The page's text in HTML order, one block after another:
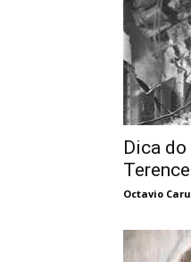
Dica do
Octavio